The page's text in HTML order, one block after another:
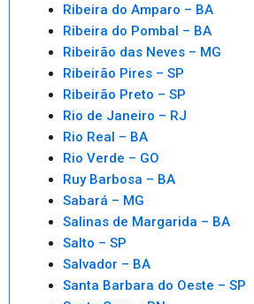
Ribeira do Amparo – BA
Ribeira do Pombal – BA
Ribeirão das Neves – MG
Ribeirão Pires – SP
Ribeirão Preto – SP
Rio de Janeiro – RJ
Rio Real – BA
Rio Verde – GO
Ruy Barbosa – BA
Sabará – MG
Salinas de Margarida – BA
Salto – SP
Salvador – BA
Santa Barbara do Oeste – SP